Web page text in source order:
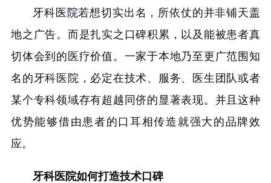
牙科 医院若想切实出名，所依仗的并非铺天盖
地之广告。而是扎实之口碑积累，以及能被患者真
切体会到的医疗价值。一家于本地乃至更广范围知
名的牙科医院，必定在技术、服务、医生团队或者
某个专科领域存有超越同侪的显著表现。并且这种
优势能够借由患者的口耳相传造就强大的品牌效
应。
牙科医院如何打造技术口碑